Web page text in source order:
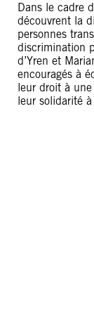
Dans le cadre
découvrent la
personnes
discrimination
d’Yren et
encouragés à
leur droit à
leur solidarité